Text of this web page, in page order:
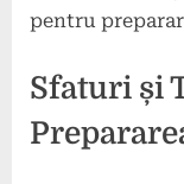
pentru
Sfaturi și